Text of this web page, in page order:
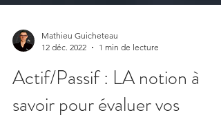
Mathieu Guicheteau
12 déc. 2022
1 min de lecture